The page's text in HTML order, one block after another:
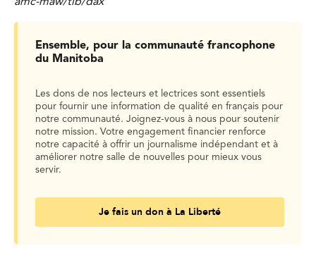
Ensemble, pour la communauté francophone
du Manitoba
Les dons de nos lecteurs et lectrices sont essentiels
pour fournir une information de qualité en français pour
notre communauté. Joignez-vous à nous pour soutenir
notre mission. Votre engagement financier renforce
notre capacité à offrir un journalisme indépendant et à
améliorer notre salle de nouvelles pour mieux vous
servir.
Je fais un don à La Liberté